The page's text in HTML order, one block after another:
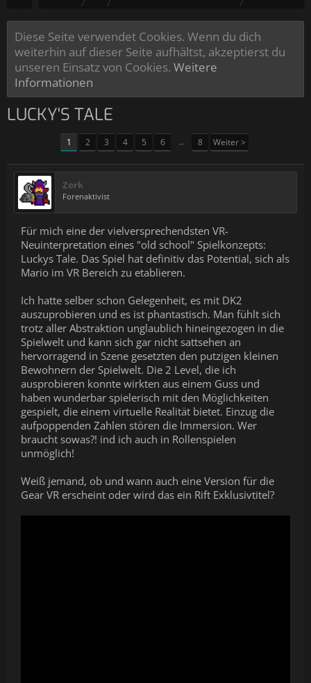
Diese Seite verwendet Cookies. Wenn du dich
weiterhin auf dieser Seite aufhältst, akzeptierst du
unseren Einsatz von Cookies. Weitere
Informationen
LUCKY'S TALE
1 2 3 4 5 6 → 8 Weiter >
Zork
Forenaktivist
Für mich eine der vielversprechendsten VR-
Neuinterpretation eines "old school" Spielkonzepts:
Luckys Tale. Das Spiel hat definitiv das Potential, sich als
Mario im VR Bereich zu etablieren.
Ich hatte selber schon Gelegenheit, es mit DK2
auszuprobieren und es ist phantastisch. Man fühlt sich
trotz aller Abstraktion unglaublich hineingezogen in die
Spielwelt und kann sich gar nicht sattsehen an
hervorragend in Szene gesetzten den putzigen kleinen
Bewohnern der Spielwelt. Die 2 Level, die ich
ausprobieren konnte wirkten aus einem Guss und
haben wunderbar spielerisch mit den Möglichkeiten
gespielt, die einem virtuelle Realität bietet. Einzug die
aufpoppenden Zahlen stören die Immersion. Wer
braucht sowas?! ind ich auch in Rollenspielen
unmöglich!
Weiß jemand, ob und wann auch eine Version für die
Gear VR erscheint oder wird das ein Rift Exklusivtitel?